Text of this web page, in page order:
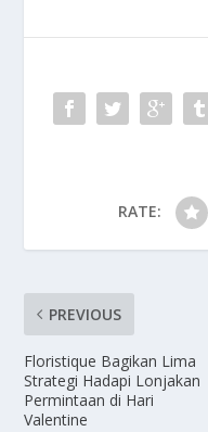
RATE:
PREVIOUS
Floristique Bagikan Lima
Strategi Hadapi Lonjakan
Permintaan di Hari
Valentine